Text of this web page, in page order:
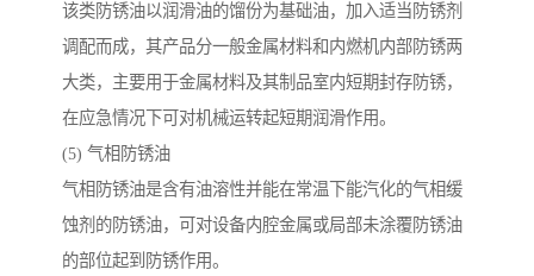
该类防锈油以润滑油的馏份为基础油，加入适当防锈剂
调配而成，其产品分一般金属材料和内燃机内部防锈两
大类，主要用于金属材料及其制品室内短期封存防锈，
在应急情况下可对机械运转起短期润滑作用。
(5) 气相防锈油
气相防锈油是含有油溶性并能在常温下能汽化的气相缓
蚀剂的防锈油，可对设备内腔金属或局部未涂覆防锈油
的部位起到防锈作用。